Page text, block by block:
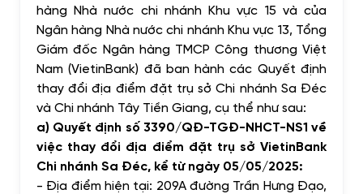
hàng Nhà nước chi nhánh Khu vực 15 và của
Ngân hàng Nhà nước chi nhánh Khu vực 13, Tổng
Giám đốc Ngân hàng TMCP Công thương Việt
Nam (VietinBank) đã ban hành các Quyết định
thay đổi địa điểm đặt trụ sở Chi nhánh Sa Đéc
và Chi nhánh Tây Tiền Giang, cụ thể như sau:
a) Quyết định số 3390/QĐ-TGĐ-NHCT-NS1 về
việc thay đổi địa điểm đặt trụ sở VietinBank
Chi nhánh Sa Đéc, kể từ ngày 05/05/2025:
- Địa điểm hiện tại: 209A đường Trần Hưng Đạo,